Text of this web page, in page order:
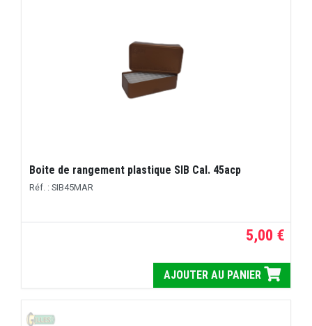
Boite de rangement plastique SIB Cal. 45acp
Réf. : SIB45MAR
5,00 €
AJOUTER AU PANIER